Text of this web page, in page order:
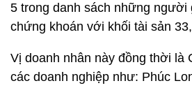
5 trong danh sách những người
chứng khoán với khối tài sản
Vị doanh nhân này đồng thời là
các doanh nghiệp như: Phúc